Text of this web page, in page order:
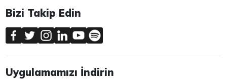
Bizi Takip Edin
Uygulamamızı İndirin